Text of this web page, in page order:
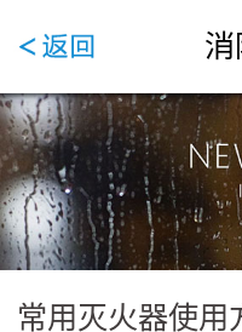
消
常用灭火器使用